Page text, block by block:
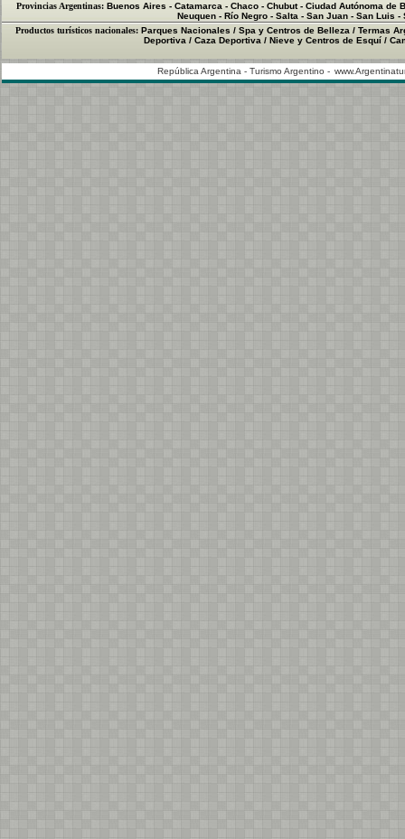
Provincias Argentinas: Buenos Aires- Catamarca - Chaco- Chubut- Ciudad Autónoma de
Neuquen - Río Negro - Salta - San Juan - San Luis -
Productos turísticos nacionales: Parques Nacionales / Spa y Centros de Belleza / Termas
Deportiva / Caza Deportiva / Nieve y Centros de Esquí /
República Argentina - Turismo Argentino -